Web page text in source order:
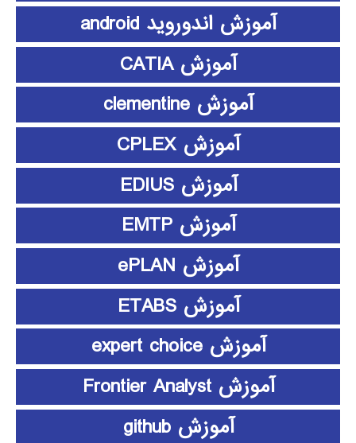
آموزش اندوروید android
آموزش CATIA
آموزش clementine
آموزش CPLEX
آموزش EDIUS
آموزش EMTP
آموزش ePLAN
آموزش ETABS
آموزش expert choice
آموزش Frontier Analyst
آموزش github